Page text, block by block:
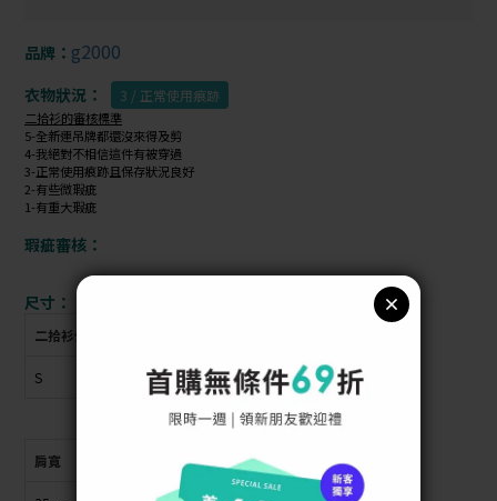
品牌： g2000
衣物狀況： 3 / 正常使用痕跡
二拾衫的審核標準
5-全新連吊牌都還沒來得及剪
4-我絕對不相信這件有被穿過
3-正常使用痕跡且保存狀況良好
2-有些微瑕疵
1-有重大瑕疵
瑕疵審核：
尺寸：
二拾衫公版尺寸
S 38
肩寬 袖長